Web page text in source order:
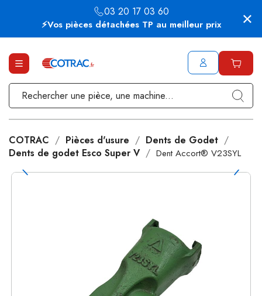
⚡Vos pièces détachées TP au meilleur prix
03 20 17 03 60
COTRAC Pièces d'usure
Dents de Godet
Dents de godet Esco Super V
Dent Accort® V23SYL